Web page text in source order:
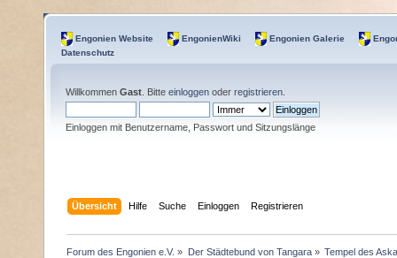
Engonien Website EngonienWiki Engonien Galerie
Datenschutz
Willkommen Gast . Bitte einloggen oder registrieren
Einloggen mit Benutzername, Passwort und Sitzungslänge
Übersicht Hilfe Suche Einloggen Registrieren
Forum des Engonien e.V. » Der Städtebund von Tangara» Tempel des